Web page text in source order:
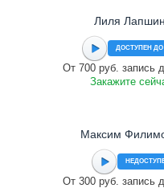
Лиля
ДОСТУПЕН ДО
От 700 руб. запись
Закажите
Максим
От 300 руб. запись